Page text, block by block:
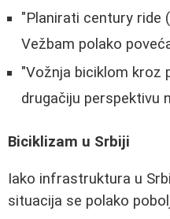
"Planirati century ride
Vežbam polako
"Vožnja biciklom kroz
drugačiju perspektivu
Biciklizam u Srbiji
Iako infrastruktura u
situacija se polako